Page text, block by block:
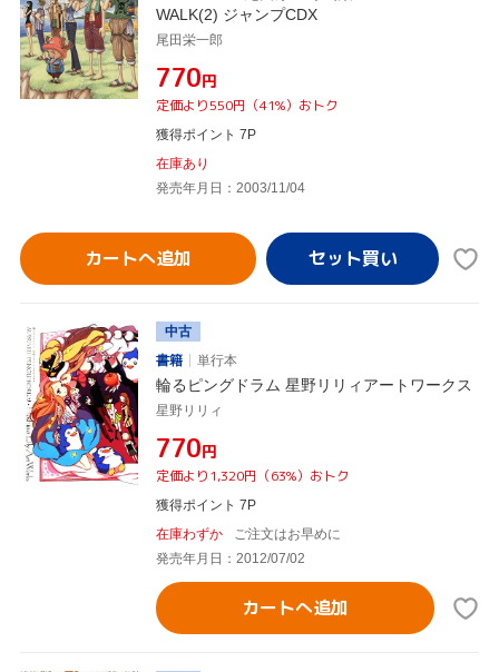
WALK(2) ジャンプCDX
尾田栄一郎
¥770円
定価より550円（41%）おトク
獲得ポイント 7P
在庫あり
発売年月日：2003/11/04
カートへ追加
中古
書籍
単行本
輪るピングドラム 星野リリィアートワークス
星野リリィ
¥770円
定価より1,320円（63%）おトク
獲得ポイント 7P
在庫わずか
ご注文はお早めに
発売年月日：2012/07/02
カートへ追加